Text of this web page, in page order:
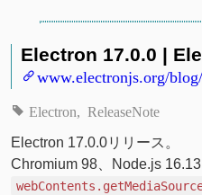
Electron 17.0.0 |
www.electronjs.org/
Electron ReleaseNote
Electron 17.0.0リリース。
Chromium 98、Node.js